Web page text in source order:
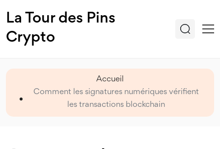
La Tour des Pins
Crypto
Accueil
Comment les signatures numériques vérifient
les transactions blockchain